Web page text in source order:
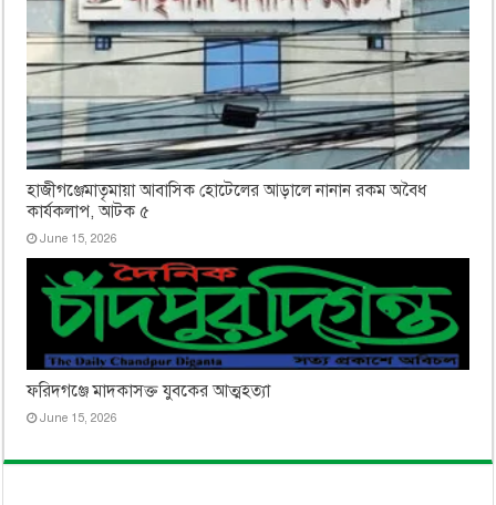
হাজীগঞ্জেমাতৃমায়া আবাসিক হোটেলের আড়ালে নানান রকম অবৈধ
কার্যকলাপ, আটক ৫
June 15, 2026
ফরিদগঞ্জে মাদকাসক্ত যুবকের আত্মহত্যা
June 15, 2026